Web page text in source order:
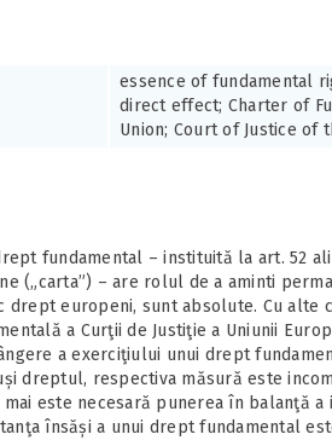
essence of fundamental
direct effect; Charter of
Union; Court of Justice of
fundamental – instituită la art. 52
(„carta”) – are rolul de a aminti
drept europeni, sunt absolute. Cu alte
a Curţii de Justiţie a Uniunii
a exerciţiului unui drept
dreptul, respectiva măsură este
este necesară punerea în balanţă
însăși a unui drept fundamental